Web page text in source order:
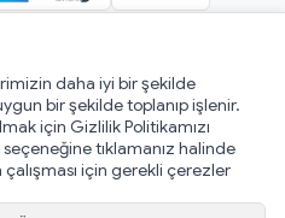
ve ekibi ile birlikte ile hazırlandı.
Sözleşmesi
Koşulları
Politikası
Metni
daha iyi bir şekilde
bir şekilde toplanıp işlenir.
için Gizlilik Politikamızı
seçeneğine tıklamanız halinde
için gerekli çerezler